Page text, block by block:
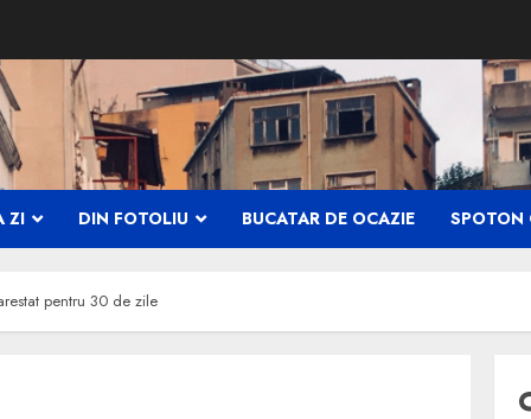
ZI DIN FOTOLIU BUCATAR DE OCAZIE SPOTON
pentru 30 de zile